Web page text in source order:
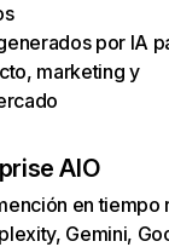
por IA
marketing y
AIO
en tiempo
Gemini,